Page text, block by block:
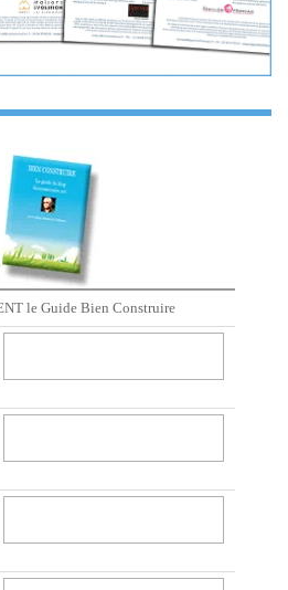
le Guide Bien Construire